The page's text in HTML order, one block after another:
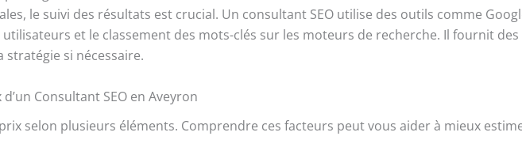
le suivi des résultats est crucial. Un consultant SEO utilise des outils comme
et le classement des mots-clés sur les moteurs de recherche. Il fournit
si nécessaire.
Consultant SEO en Aveyron
selon plusieurs éléments. Comprendre ces facteurs peut vous aider à mieux